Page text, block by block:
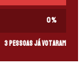
0%
3 pessoas já votaram